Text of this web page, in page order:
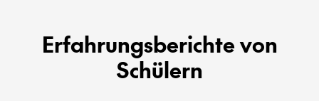
Erfahrungsberichte von
Schülern